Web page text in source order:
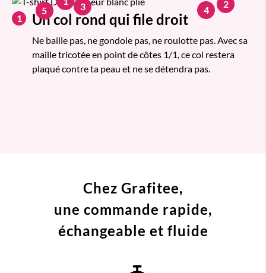
1 Un col rond qui file droit
Ne baille pas, ne gondole pas, ne roulotte pas. Avec sa
maille tricotée en point de côtes 1/1, ce col restera
plaqué contre ta peau et ne se détendra pas.
2
3 4
5
Chez Grafitee,
une commande rapide,
échangeable et fluide